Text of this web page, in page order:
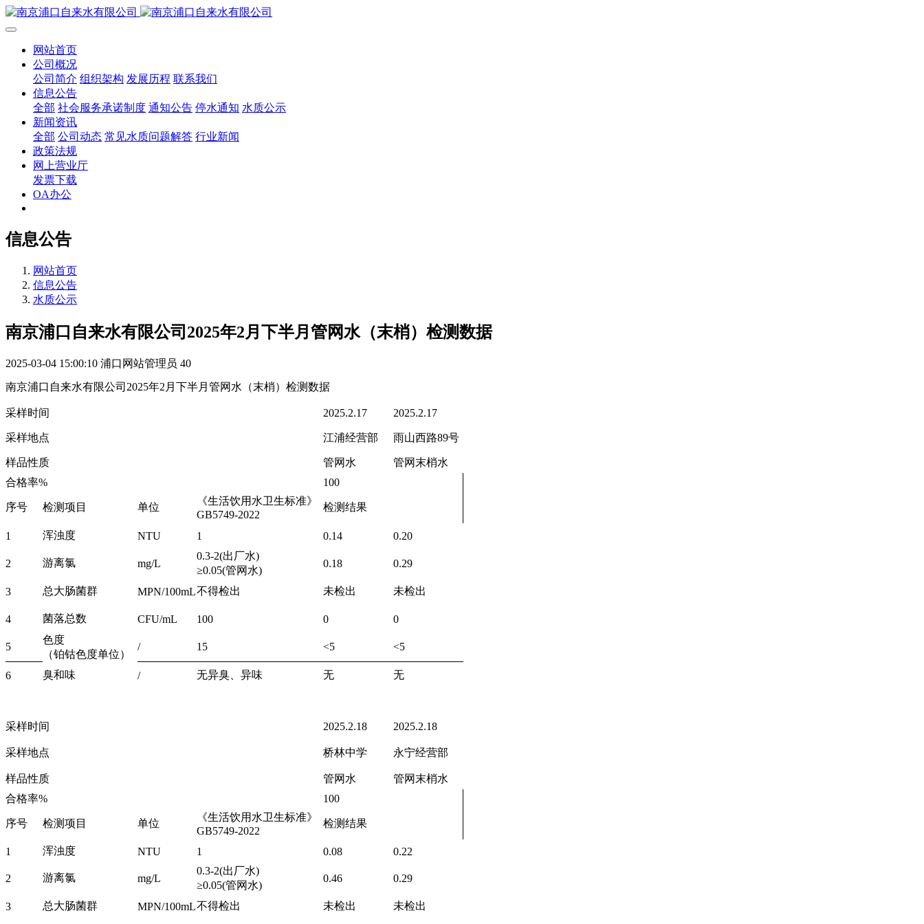
网站首页
公司概况
公司简介 组织架构 发展历程 联系我们
信息公告
全部 社会服务承诺制度 通知公告 停水通知 水质公示
新闻资讯
全部 公司动态 常见水质问题解答 行业新闻
政策法规
网上营业厅
发票下载
OA办公
信息公告
网站首页
信息公告
水质公示
南京浦口自来水有限公司2025年2月下半月管网水（末梢）检测数据
2025-03-04 15:00:10 浦口网站管理员 40
南京浦口自来水有限公司2025年2月下半月管网水（末梢）检测数据
采样时间 2025.2.17 2025.2.17
采样地点 江浦经营部 雨山西路89号
样品性质 管网水
管网末梢水
合格率%
100
序号 检测项目 单位
《生活饮用水卫生标准》
GB5749-2022
检测结果
1 浑浊度 NTU 1 0.14 0.20
2 游离氯 mg/L
0.3-2(出厂水)
≥0.05(管网水)
0.18 0.29
3 总大肠菌群 MPN/100mL不得检出 未检出 未检出
4 菌落总数 CFU/mL 100 0 0
5
色度
/ 15 <5 <5
（铂钴色度单位）
6
臭和味 / 无异臭、异味 无 无
采样时间 2025.2.18 2025.2.18
采样地点 桥林中学 永宁经营部
样品性质 管网水
管网末梢水
合格率%
100
序号 检测项目 单位
《生活饮用水卫生标准》
GB5749-2022
检测结果
1 浑浊度 NTU 1 0.08 0.22
2 游离氯 mg/L
0.3-2(出厂水)
≥0.05(管网水)
0.46 0.29
3 总大肠菌群 MPN/100mL不得检出 未检出 未检出